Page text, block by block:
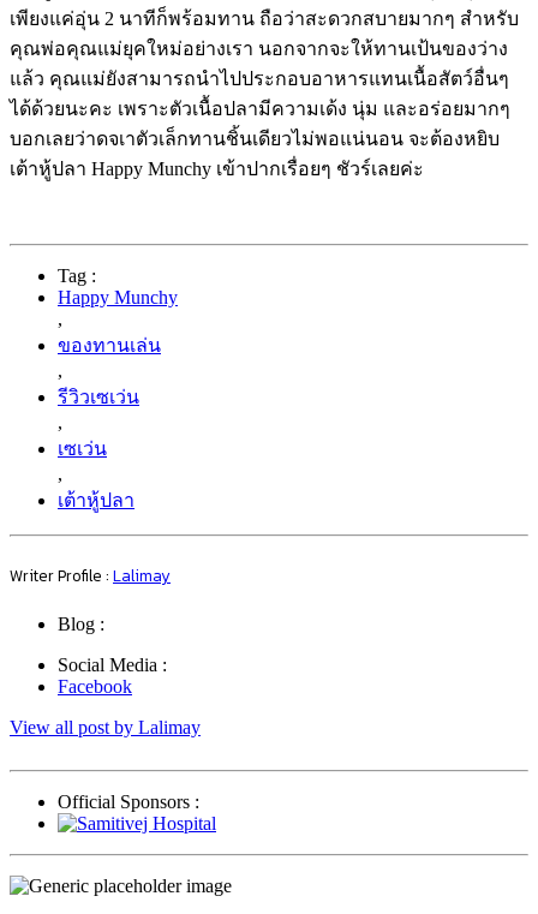
เพียงแค่อุ่น 2 นาทีก็พร้อมทาน ถือว่าสะดวกสบายมากๆ สำหรับ
คุณพ่อคุณแม่ยุคใหม่อย่างเรา นอกจากจะให้ทานเป้นของว่าง
แล้ว คุณแม่ยังสามารถนำไปประกอบอาหารแทนเนื้อสัตว์อื่นๆ
ได้ด้วยนะคะ เพราะตัวเนื้อปลามีความเด้ง นุ่ม และอร่อยมากๆ
บอกเลยว่าดจเาตัวเล็กทานชิ้นเดียวไม่พอแน่นอน จะต้องหยิบ
เต้าหู้ปลา Happy Munchy เข้าปากเรื่อยๆ ชัวร์เลยค่ะ
Tag :
Happy Munchy
,
ของทานเล่น
,
รีวิวเซเว่น
,
เซเว่น
,
เต้าหู้ปลา
Writer Profile : Lalimay
Blog :
Social Media :
Facebook
View all post by Lalimay
Official Sponsors :